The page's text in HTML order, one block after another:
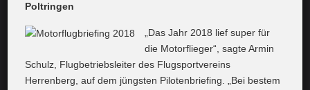
Poltringen
„Das Jahr 2018 lief super für
die Motorflieger“, sagte Armin
Schulz, Flugbetriebsleiter des Flugsportvereins
Herrenberg, auf dem jüngsten Pilotenbriefing. „Bei bestem